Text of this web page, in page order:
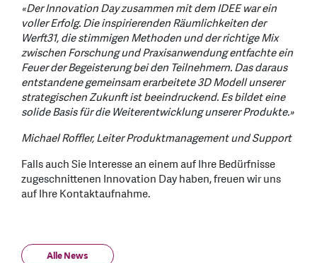
«Der Innovation Day zusammen mit dem IDEE war ein
voller Erfolg. Die inspirierenden Räumlichkeiten der
Werft31, die stimmigen Methoden und der richtige Mix
zwischen Forschung und Praxisanwendung entfachte ein
Feuer der Begeisterung bei den Teilnehmern. Das daraus
entstandene gemeinsam erarbeitete 3D Modell unserer
strategischen Zukunft ist beeindruckend. Es bildet eine
solide Basis für die Weiterentwicklung unserer Produkte.»
Michael Roffler, Leiter Produktmanagement und Support
Falls auch Sie Interesse an einem auf Ihre Bedürfnisse
zugeschnittenen Innovation Day haben, freuen wir uns
auf Ihre Kontaktaufnahme.
Alle News